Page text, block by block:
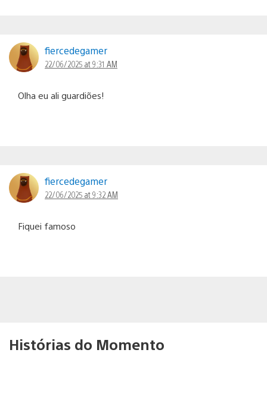
fiercedegamer
22/06/2025 at 9:31 AM
Olha eu ali guardiões!
fiercedegamer
22/06/2025 at 9:32 AM
Fiquei famoso
Histórias do Momento